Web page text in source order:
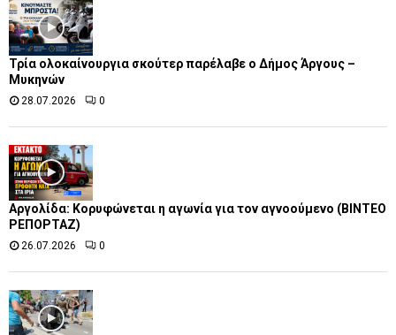
Τρία ολοκαίνουργια σκούτερ παρέλαβε o Δήμος Άργους –
Μυκηνών
28.07.2026 0
Αργολίδα: Κορυφώνεται η αγωνία για τον αγνοούμενο (ΒΙΝΤΕΟ
ΡΕΠΟΡΤΑΖ)
26.07.2026 0